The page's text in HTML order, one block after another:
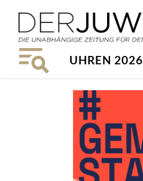
UHREN 2026